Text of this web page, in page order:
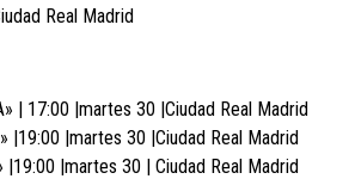
Real Madrid
| 17:00 |martes 30 |Ciudad Real Madrid
|19:00 |martes 30 |Ciudad Real Madrid
|martes 30 | Ciudad Real Madrid